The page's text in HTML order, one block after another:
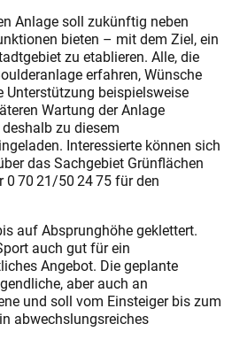
Anlage soll zukünftig neben
bieten – mit dem Ziel, ein
zu etablieren. Alle, die
erfahren, Wünsche
Unterstützung beispielsweise
Wartung der Anlage
zu diesem
Interessierte können sich
das Sachgebiet Grünflächen
0 70 21/50 24 75 für den
auf Absprunghöhe geklettert.
auch gut für ein
Angebot. Die geplante
aber auch an
und soll vom Einsteiger bis zum
abwechslungsreiches